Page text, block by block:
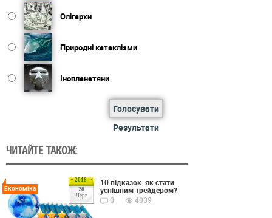
Олігархи
Природні катаклізми
Інопланетяни
Голосувати
Результати
ЧИТАЙТЕ ТАКОЖ:
2016
28
Черв
Економіка
10 підказок: як стати
успішним трейдером?
0
4039